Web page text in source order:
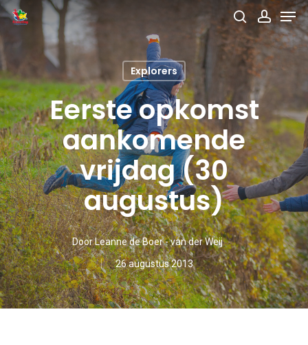
Skip
main
content
search
Explorers
Eerste opkomst
aankomende
vrijdag (30
augustus)
DoorLeanne de Boer - van der Weij
26 augustus 2013